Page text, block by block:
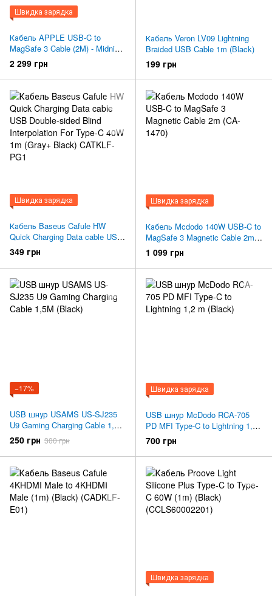
Швидка зарядка
Кабель APPLE USB-C to
MagSafe 3 Cable (2M) - Midnight
(MPL43)
2 299 грн
Кабель Veron LV09 Lightning
Braided USB Cable 1m (Black)
199 грн
Швидка зарядка
Кабель Baseus Cafule HW
Quick Charging Data cable USB
Double-sided Blind Interpolation
For Type-C 40W 1m (Gray+
Black) CATKLF-PG1
349 грн
Швидка зарядка
Кабель Mcdodo 140W USB-C to
MagSafe 3 Magnetic Cable 2m
(CA-1470)
1 099 грн
−17%
USB шнур USAMS US-SJ235
U9 Gaming Charging Cable 1,5M
(Black)
250 грн 300 грн
Швидка зарядка
USB шнур McDodo RCA-705
PD MFI Type-C to Lightning 1,2
m (Black)
700 грн
Швидка зарядка